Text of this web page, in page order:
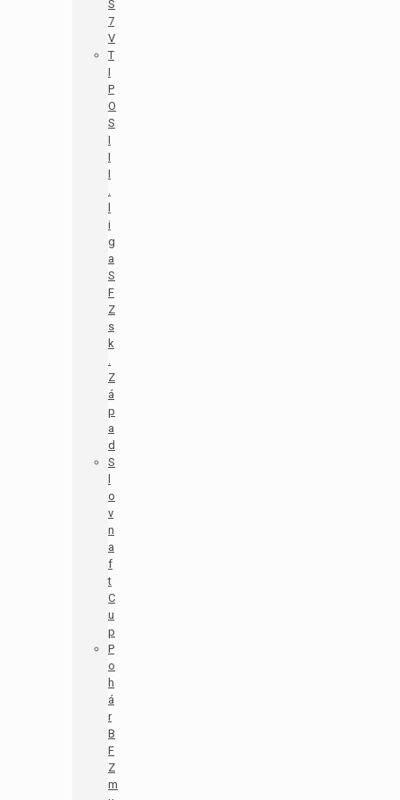
S
7
V
T
I
P
O
S
I
I
I
.
i
g
a
S
F
Z
s
k
.
Z
á
p
a
d
S
o
v
n
a
f
t
C
u
p
P
o
h
á
r
B
F
Z
m